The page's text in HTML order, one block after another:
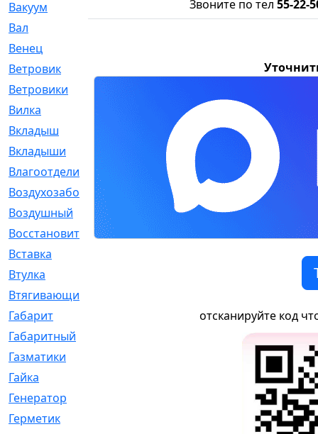
Вакуум
Вал
Венец
Ветровик
Ветровики
Вилка
Вкладыш
Вкладыши
Влагоотделитель
Воздухозаборник
Воздушный
Восстановительный
Вставка
Втулка
Втягивающий
Габарит
Габаритный
Газматики
Гайка
Генератор
Герметик
Звоните по тел 55-22-
отсканируйте код